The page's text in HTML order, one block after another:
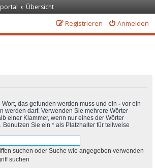
Übersicht
Anmelden
Registrieren
Wort, das gefunden werden muss und ein - vor ein
werden darf. Verwenden Sie mehrere Wörter
einer Klammer, wenn nur eines der Wörter
Benutzen Sie ein * als Platzhalter für teilweise
suchen oder Suche wie angegeben verwenden
suchen